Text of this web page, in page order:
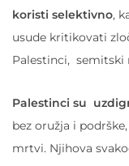
koristi selektivno,
usude kritikovati
Palestinci, semitski
Palestinci su
bez oružja i
mrtvi. Njihova